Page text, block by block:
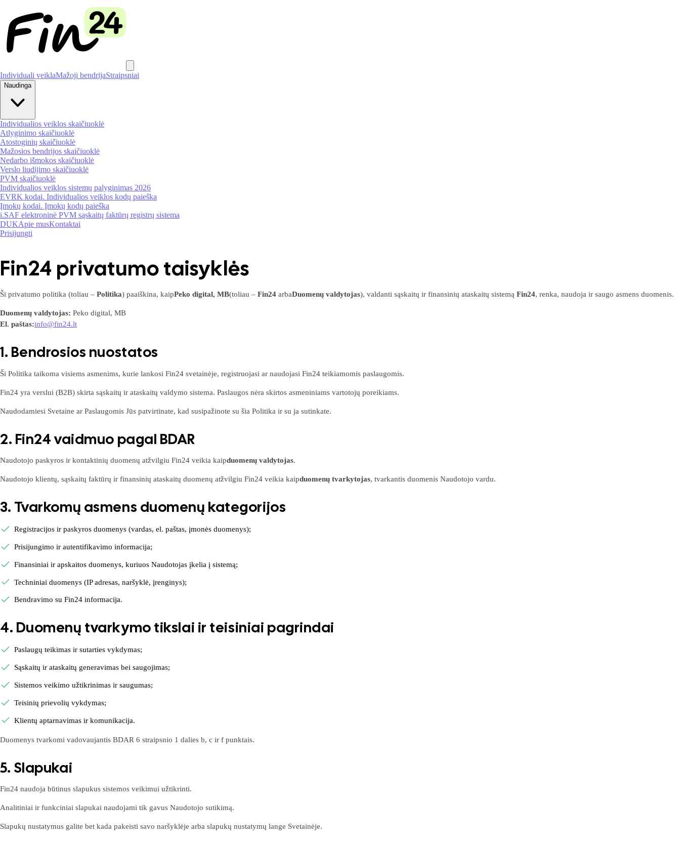
Individuali veiklaMažoji bendrijaStraipsniai
Naudinga
Individualios veiklos skaičiuoklė
Atlyginimo skaičiuoklė
Atostoginių skaičiuoklė
Mažosios bendrijos skaičiuoklė
Nedarbo išmokos skaičiuoklė
Verslo liudijimo skaičiuoklė
PVM skaičiuoklė
Individualios veiklos sistemų palyginimas 2026
EVRK kodai. Individualios veiklos kodų paieška
Įmokų kodai. Įmokų kodų paieška
i.SAF elektroninė PVM sąskaitų faktūrų registrų sistema
DUKApie musKontaktai
Prisijungti
Fin24 privatumo taisyklės
Ši privatumo politika (toliau – Politika) paaiškina, kaipPeko digital, MB(toliau – Fin24 arbaDuomenų valdytojas), valdanti sąskaitų ir finansinių ataskaitų sistemą Fin24, renka, naudoja ir saugo asmens duomenis.
Duomenų valdytojas: Peko digital, MB
El. paštas:info@fin24.lt
1. Bendrosios nuostatos
Ši Politika taikoma visiems asmenims, kurie lankosi Fin24 svetainėje, registruojasi ar naudojasi Fin24 teikiamomis paslaugomis.
Fin24 yra verslui (B2B) skirta sąskaitų ir ataskaitų valdymo sistema. Paslaugos nėra skirtos asmeniniams vartotojų poreikiams.
Naudodamiesi Svetaine ar Paslaugomis Jūs patvirtinate, kad susipažinote su šia Politika ir su ja sutinkate.
2. Fin24 vaidmuo pagal BDAR
Naudotojo paskyros ir kontaktinių duomenų atžvilgiu Fin24 veikia kaipduomenų valdytojas.
Naudotojo klientų, sąskaitų faktūrų ir finansinių ataskaitų duomenų atžvilgiu Fin24 veikia kaipduomenų tvarkytojas, tvarkantis duomenis Naudotojo vardu.
3. Tvarkomų asmens duomenų kategorijos
Registracijos ir paskyros duomenys (vardas, el. paštas, įmonės duomenys);
Prisijungimo ir autentifikavimo informacija;
Finansiniai ir apskaitos duomenys, kuriuos Naudotojas įkelia į sistemą;
Techniniai duomenys (IP adresas, naršyklė, įrenginys);
Bendravimo su Fin24 informacija.
4. Duomenų tvarkymo tikslai ir teisiniai pagrindai
Paslaugų teikimas ir sutarties vykdymas;
Sąskaitų ir ataskaitų generavimas bei saugojimas;
Sistemos veikimo užtikrinimas ir saugumas;
Teisinių prievolių vykdymas;
Klientų aptarnavimas ir komunikacija.
Duomenys tvarkomi vadovaujantis BDAR 6 straipsnio 1 dalies b, c ir f punktais.
5. Slapukai
Fin24 naudoja būtinus slapukus sistemos veikimui užtikrinti.
Analitiniai ir funkciniai slapukai naudojami tik gavus Naudotojo sutikimą.
Slapukų nustatymus galite bet kada pakeisti savo naršyklėje arba slapukų nustatymų lange Svetainėje.